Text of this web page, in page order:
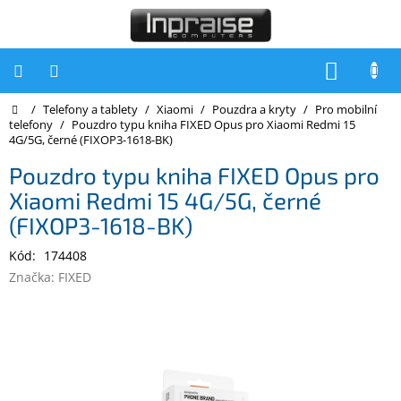
Počítače
Počítače
Notebooky
Tiskárny
Domů
/ Telefony a tablety / Xiaomi / Pouzdra a kryty / Pro mobilní
telefony / Pouzdro typu kniha FIXED Opus pro Xiaomi Redmi 15
4G/5G, černé (FIXOP3-1618-BK)
Pouzdro typu kniha FIXED Opus pro
Xiaomi Redmi 15 4G/5G, černé
(FIXOP3-1618-BK)
Kód: 174408
Značka: FIXED